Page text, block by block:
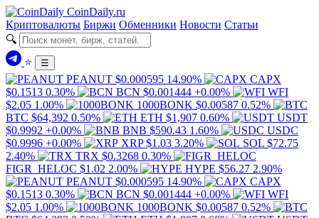
CoinDaily.ru
Криптовалюты Биржи Обменники Новости Статьи
🔍
⭐
☰
PEANUT $0.000595 14.90%
CAPX
$0.1513 0.30% BCN $0.001444 +0.00%
WFI
$2.05 1.00% 1000BONK $0.00587 0.52%
BTC $64,392 0.50% ETH $1,907 0.60%
USDT
$0.9992 +0.00% BNB $590.43 1.60%
USDC
$0.9996 +0.00% XRP $1.03 3.20% SOL $72.75
2.40%
TRX $0.3268 0.30%
FIGR_HELOC $1.02 2.00% HYPE $56.27 2.90%
PEANUT $0.000595 14.90%
CAPX
$0.1513 0.30% BCN $0.001444 +0.00%
WFI
$2.05 1.00% 1000BONK $0.00587 0.52%